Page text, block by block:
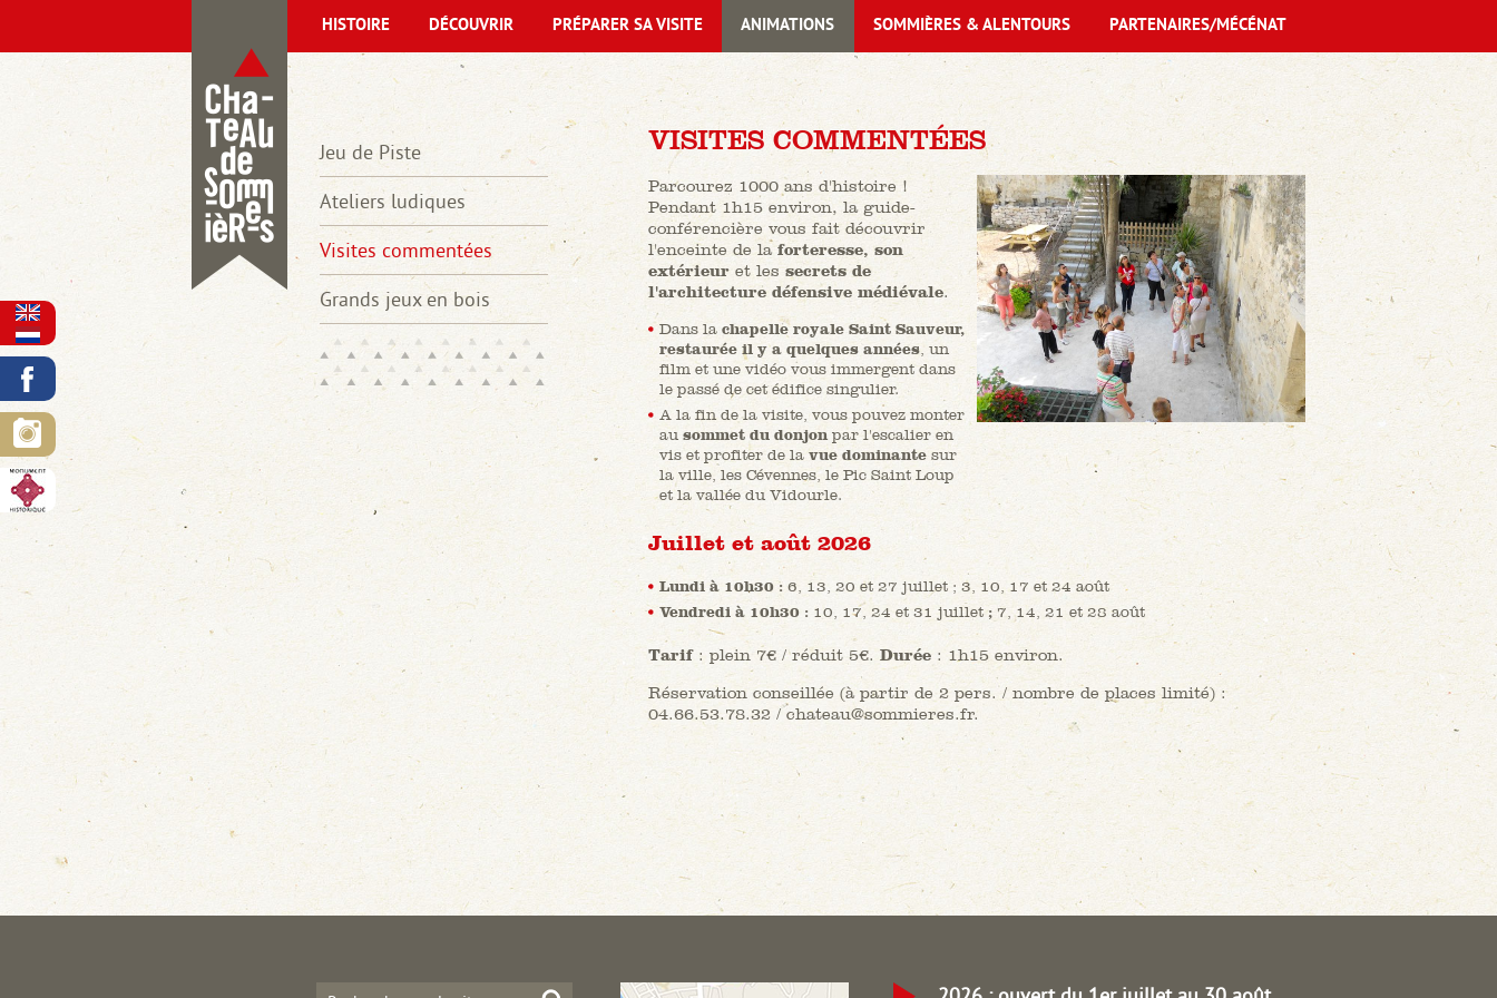
VISITES COMMENTÉES
Parcourez 1000 ans d'histoire !
Pendant 1h15 environ, la guide-
conférencière vous fait découvrir
l'enceinte de la forteresse, son
extérieur et les secrets de
l'architecture défensive médiévale.
Dans la chapelle royale Saint Sauveur,
restaurée il y a quelques années, un
film et une vidéo vous immergent dans
le passé de cet édifice singulier.
A la fin de la visite, vous pouvez monter
au sommet du donjonpar l'escalier en
vis et profiter de la vue dominante sur
la ville, les Cévennes, le Pic Saint Loup
et la vallée du Vidourle.
Juillet et août 2026
Lundi à 10h30 : 6, 13, 20 et 27 juillet ; 3, 10, 17 et 24 août
Vendredi à 10h30 : 10, 17, 24 et 31 juillet; 7, 14, 21 et 28 août
Tarif: plein 7€ / réduit 5€. Durée : 1h15 environ.
Réservation conseillée (à partir de 2 pers. / nombre de places limité) :
04.66.53.78.32 / chateau@sommieres.fr.
HISTOIRE DÉCOUVRIR PRÉPARER SA VISITE ANIMATIONS SOMMIÈRES & ALENTOURS PARTENAIRES/MÉCÉNAT
Jeu de Piste
Ateliers ludiques
Visites commentées
Grands jeux en bois